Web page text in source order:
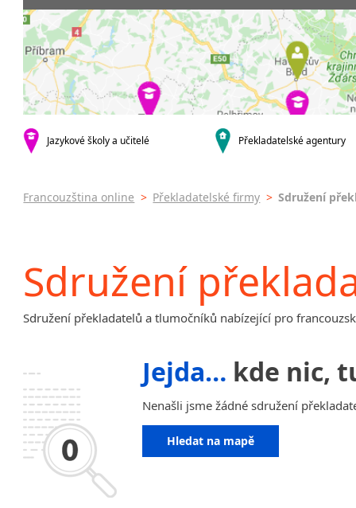
Praha 5
Praha 6
Praha 8
Praha 9
Praha 10
Brno
Boleslav
Dačice
Kounice
Jazykové školy a učitelé Překladatelské agentury
Francouzština online > Překladatelské firmy > Sdružení
Sdružení
Sdružení překladatelů a tlumočníků nabízející pro
Jejda… kde nic,
Nenašli jsme žádné sdružení
Hledat na mapě